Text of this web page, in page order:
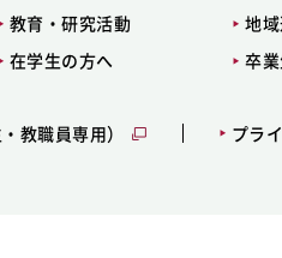
教育・研究活動 地
在学生の方へ 卒
教職員専用） プラ